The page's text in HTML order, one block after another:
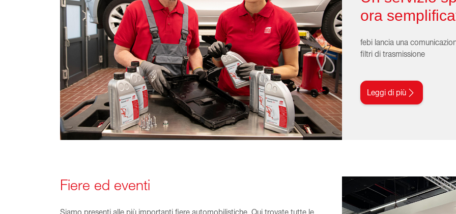
ora
febi lancia una
filtri di trasmissione
Leggi di più
Fiere ed eventi